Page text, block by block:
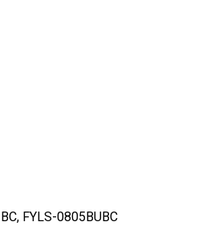
FYLS-0805BUBC